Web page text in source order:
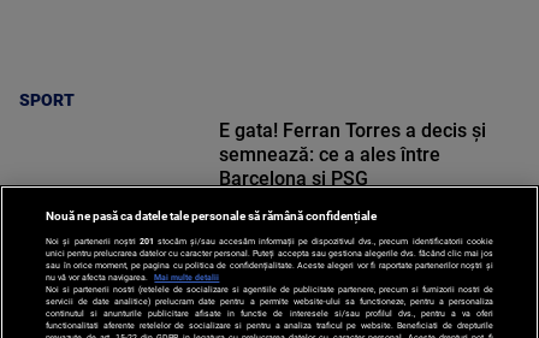
SPORT
SPORT
E gata! Ferran Torres a decis și
semnează: ce a ales între
Barcelona și PSG
Nouă ne pasă ca datele tale personale să rămână confidențiale
Noi și partenerii noștri 201 stocăm și/sau accesăm informații pe dispozitivul dvs., precum identificatorii cookie
unici pentru prelucrarea datelor cu caracter personal. Puteți accepta sau gestiona alegerile dvs. făcând clic mai jos
sau în orice moment, pe pagina cu politica de confidențialitate. Aceste alegeri vor fi raportate partenerilor noștri și
nu vă vor afecta navigarea.
Mai multe detalii
Noi si partenerii nostri (retelele de socializare si agentiile de publicitate partenere, precum si furnizorii nostri de
servicii de date analitice) prelucram date pentru a permite website-ului sa functioneze, pentru a personaliza
continutul si anunturile publicitare afisate in functie de interesele si/sau profilul dvs., pentru a va oferi
functionalitati aferente retelelor de socializare si pentru a analiza traficul pe website. Beneficiati de drepturile